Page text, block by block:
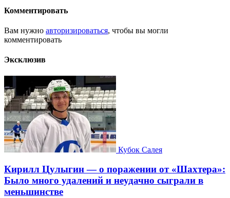
Комментировать
Вам нужно авторизироваться, чтобы вы могли
комментировать
Эксклюзив
Кубок Салея
Кирилл Цулыгин — о поражении от «Шахтера»:
Было много удалений и неудачно сыграли в
меньшинстве